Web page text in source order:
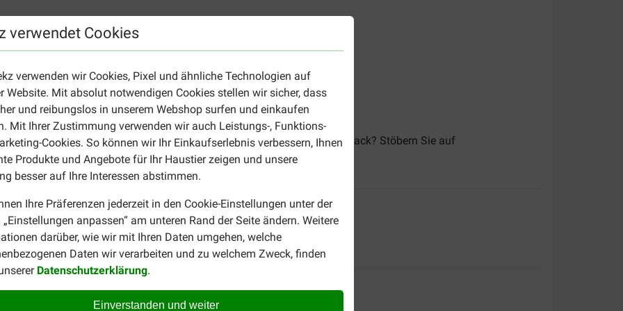
verwendet Cookies
verwenden wir Cookies, Pixel und ähnliche Technologien auf
Website. Mit absolut notwendigen Cookies stellen wir sicher, dass
und reibungslos in unserem Webshop surfen und einkaufen
Mit Ihrer Zustimmung verwenden wir auch Leistungs-, Funktions-
Cookies. So können wir Ihr Einkaufserlebnis verbessern, Ihnen
Produkte und Angebote für Ihr Haustier zeigen und unsere
besser auf Ihre Interessen abstimmen.
Ihre Präferenzen jederzeit in den Cookie-Einstellungen unter der
„Einstellungen anpassen“ am unteren Rand der Seite ändern. Weitere
darüber, wie wir mit Ihren Daten umgehen, welche
Daten wir verarbeiten und zu welchem Zweck, finden
Datenschutzerklärung.
Einverstanden und weiter
9%, Calcium 1,50% und Phosphor 1%.
Vitamin E (125 mg/kg) und Kupfer (15 mg/kg)
Hund?
Lachserhältlich. Suchen Sie einen gesunden Hundesnack? Stöbern Sie auf